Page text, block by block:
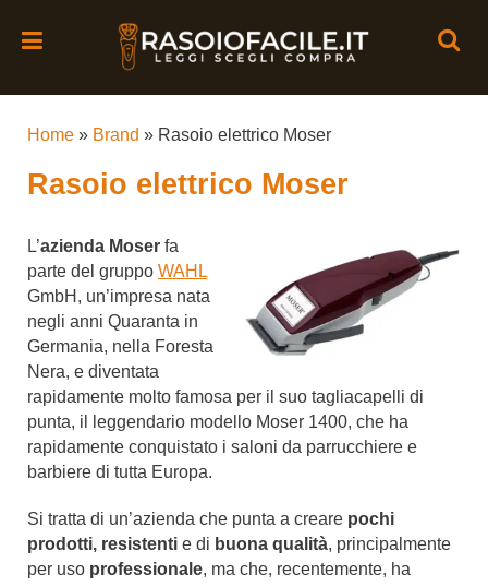
Home » Brand » Rasoio elettrico Moser
Rasoio elettrico Moser
L’azienda Moser fa
parte del gruppo WAHL
GmbH, un’impresa nata
negli anni Quaranta in
Germania, nella Foresta
Nera, e diventata
rapidamente molto famosa per il suo tagliacapelli di
punta, il leggendario modello Moser 1400, che ha
rapidamente conquistato i saloni da parrucchiere e
barbiere di tutta Europa.
Si tratta di un’azienda che punta a creare pochi
prodotti, resistenti e di buona qualità, principalmente
per uso professionale, ma che, recentemente, ha